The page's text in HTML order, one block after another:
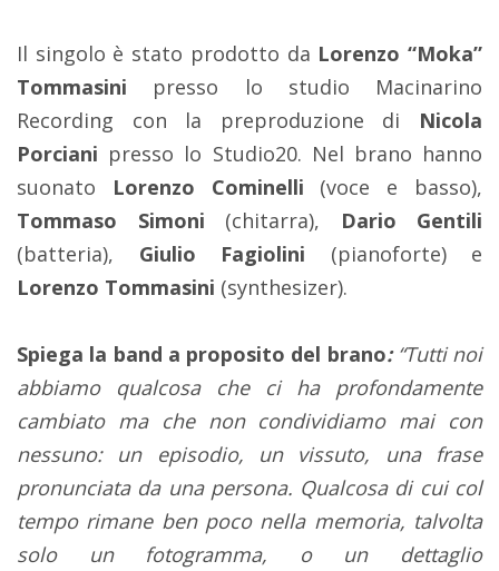
Il singolo è stato prodotto da Lorenzo “Moka”
Tommasini presso lo studio Macinarino
Recording con la preproduzione di Nicola
Porciani presso lo Studio20. Nel brano hanno
suonato Lorenzo Cominelli (voce e basso),
Tommaso Simoni (chitarra),
Dario Gentili
(batteria), Giulio Fagiolini (pianoforte) e
Lorenzo Tommasini (synthesizer).
Spiega la band a proposito del brano:“Tutti noi
abbiamo qualcosa che ci ha profondamente
cambiato ma che non condividiamo mai con
nessuno: un episodio, un vissuto, una frase
pronunciata da una persona. Qualcosa di cui col
tempo rimane ben poco nella memoria, talvolta
solo un fotogramma, o un dettaglio